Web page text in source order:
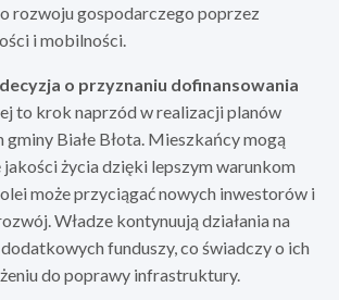
rozwoju gospodarczego poprzez
i mobilności.
o przyznaniu dofinansowania
to krok naprzód w realizacji planów
Białe Błota. Mieszkańcy mogą
jakości życia dzięki lepszym warunkom
może przyciągać nowych inwestorów i
Władze kontynuują działania na
funduszy, co świadczy o ich
do poprawy infrastruktury.